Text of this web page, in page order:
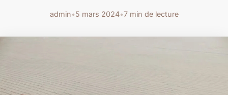
admin•5 mars 2024•7 min de lecture